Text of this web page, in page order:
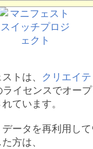
トは、
クリエイ
ライセンスでオー
ています。
ータを再利用し
方は、